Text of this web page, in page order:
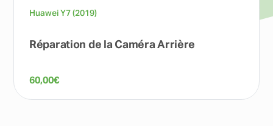
Huawei Y7 (2019)
Réparation de la Caméra Arrière
60,00€